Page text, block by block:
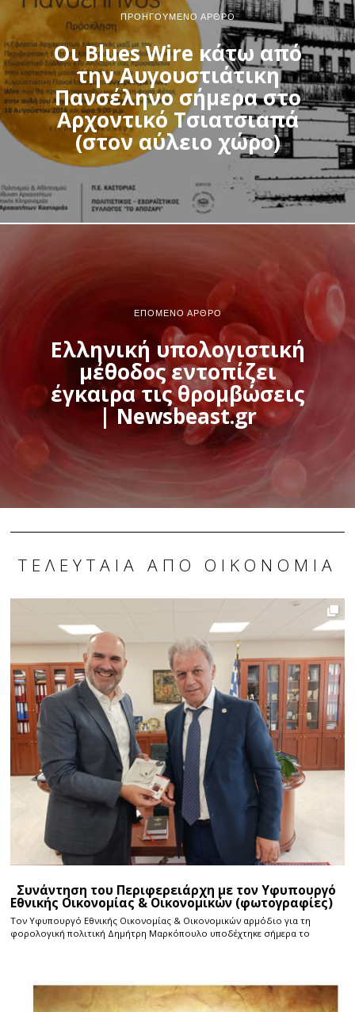
ΠΡΟΗΓΟΎΜΕΝΟ ΆΡΘΡΟ
Οι Blues Wire κάτω από
την Αυγουστιάτικη
Πανσέληνο σήμερα στο
Αρχοντικό Τσιατσιαπά
(στον αύλειο χώρο)
ΕΠΌΜΕΝΟ ΆΡΘΡΟ
Ελληνική υπολογιστική
μέθοδος εντοπίζει
έγκαιρα τις θρομβώσεις
| Newsbeast.gr
ΤΕΛΕΥΤΑΊΑ ΑΠΌ ΟΙΚΟΝΟΜΊΑ
Συνάντηση του Περιφερειάρχη με τον Υφυπουργό
Εθνικής Οικονομίας & Οικονομικών (φωτογραφίες)
Τον Υφυπουργό Εθνικής Οικονομίας & Οικονομικών αρμόδιο για τη
φορολογική πολιτική Δημήτρη Μαρκόπουλο υποδέχτηκε σήμερα το